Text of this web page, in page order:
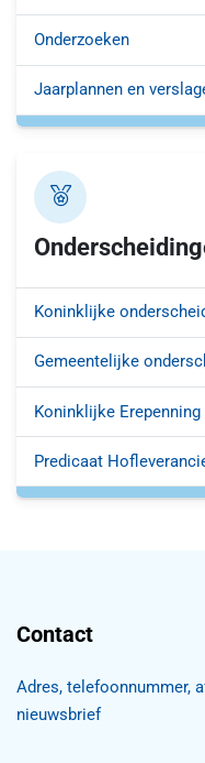
Onderzoeken
Jaarplannen en
Koninklijke
Gemeentelijke
Koninklijke Erepenning
Predicaat
Contact
Adres, telefoonnummer,
nieuwsbrief